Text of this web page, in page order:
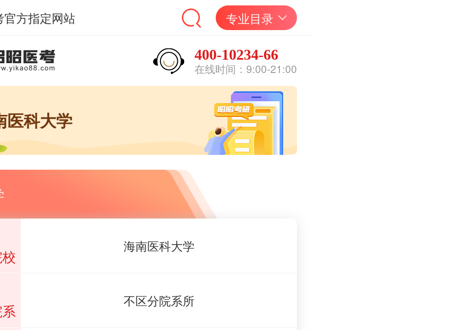
官方指定网站 专业目录
400-10234-66
在线时间：9:00-21:00
医科大学
海南医科大学
不区分院系所